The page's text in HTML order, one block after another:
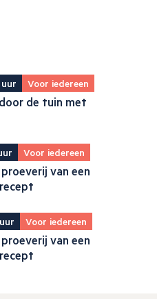
Voor iedereen
de tuin met
Voor iedereen
van een
Voor iedereen
van een